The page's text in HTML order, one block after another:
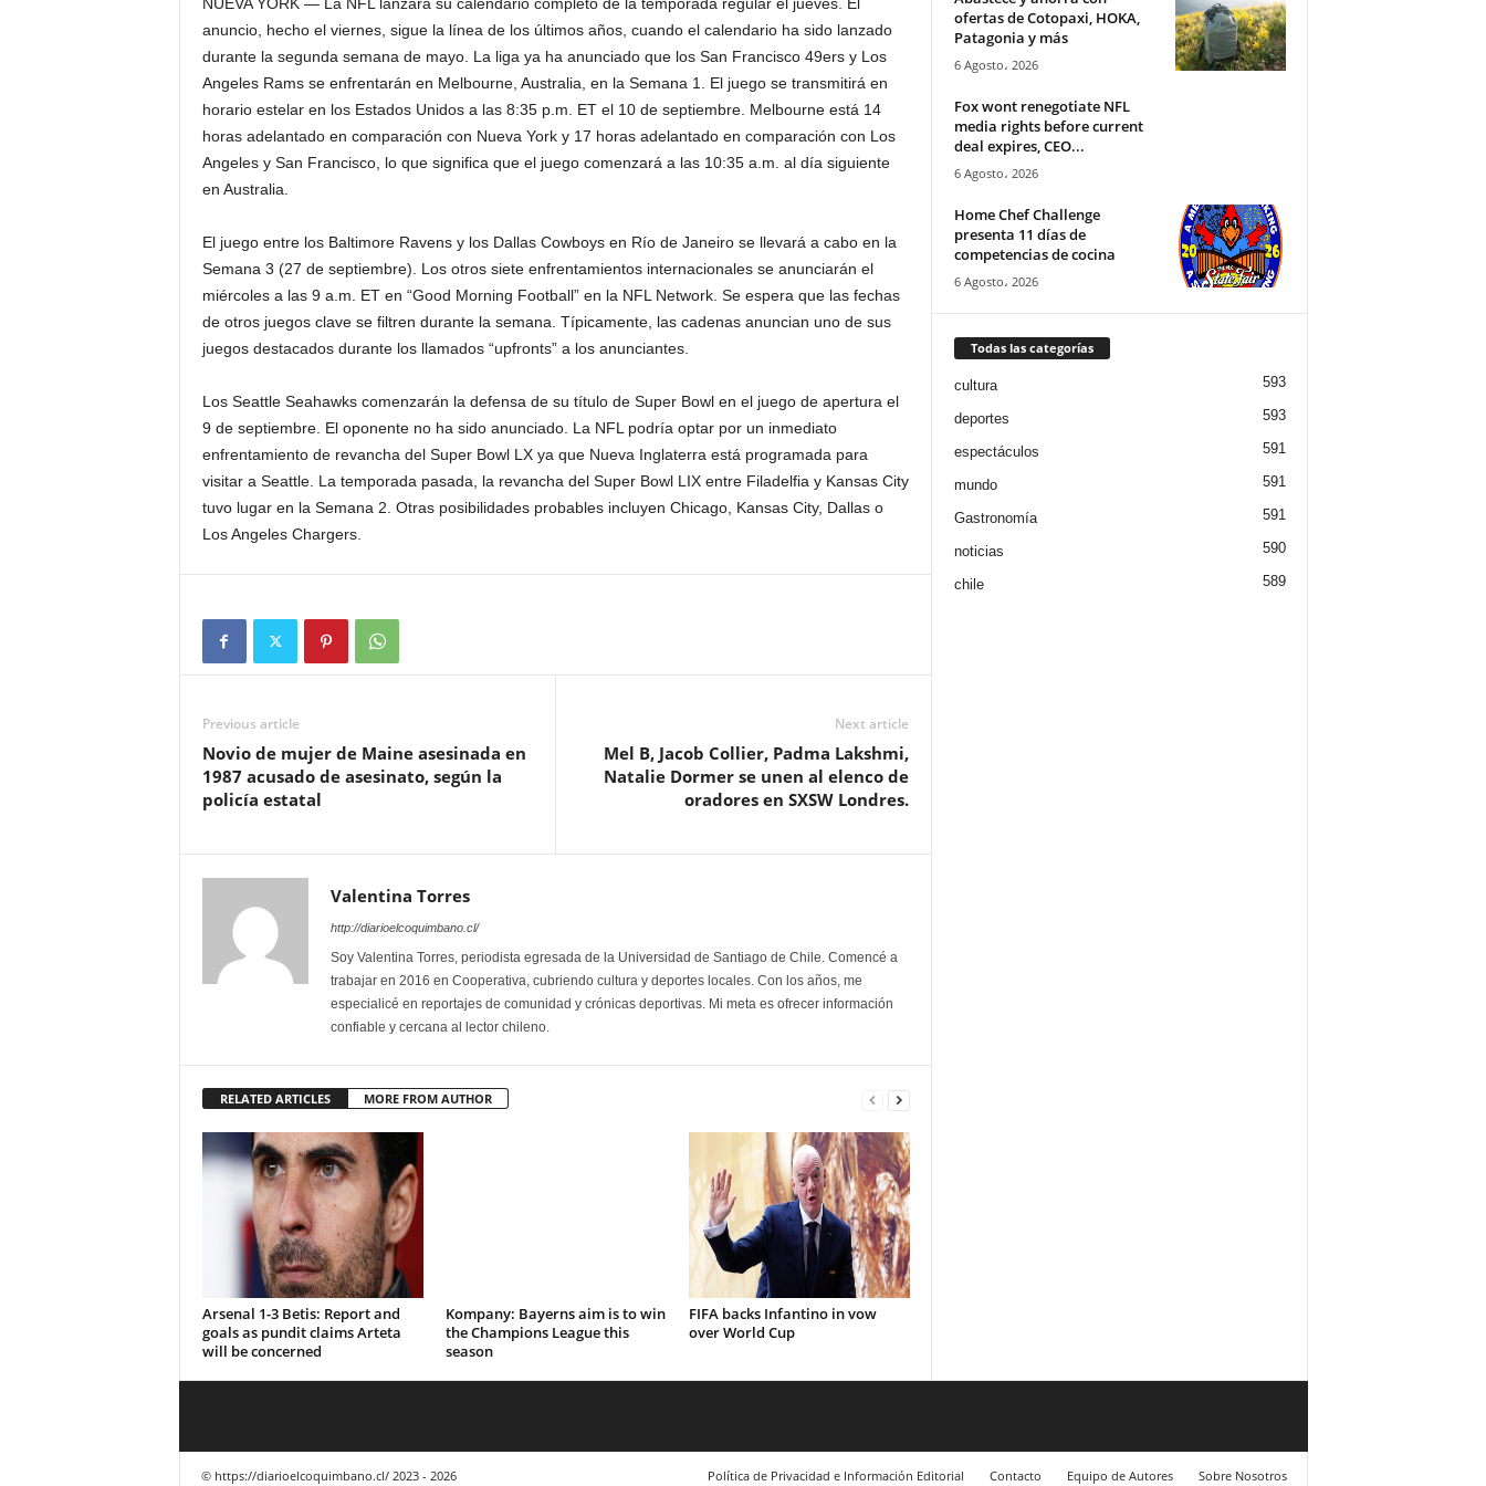
anuncio, hecho el viernes, sigue la línea de los últimos años, cuando el calendario ha sido lanzado
durante la segunda semana de mayo. La liga ya ha anunciado que los San Francisco 49ers y Los
Angeles Rams se enfrentarán en Melbourne, Australia, en la Semana 1. El juego se transmitirá en
horario estelar en los Estados Unidos a las 8:35 p.m. ET el 10 de septiembre. Melbourne está 14
horas adelantado en comparación con Nueva York y 17 horas adelantado en comparación con Los
Angeles y San Francisco, lo que significa que el juego comenzará a las 10:35 a.m. al día siguiente
en Australia.
El juego entre los Baltimore Ravens y los Dallas Cowboys en Río de Janeiro se llevará a cabo en la
Semana 3 (27 de septiembre). Los otros siete enfrentamientos internacionales se anunciarán el
miércoles a las 9 a.m. ET en “Good Morning Football” en la NFL Network. Se espera que las fechas
de otros juegos clave se filtren durante la semana. Típicamente, las cadenas anuncian uno de sus
juegos destacados durante los llamados “upfronts” a los anunciantes.
Los Seattle Seahawks comenzarán la defensa de su título de Super Bowl en el juego de apertura el
9 de septiembre. El oponente no ha sido anunciado. La NFL podría optar por un inmediato
enfrentamiento de revancha del Super Bowl LX ya que Nueva Inglaterra está programada para
visitar a Seattle. La temporada pasada, la revancha del Super Bowl LIX entre Filadelfia y Kansas City
tuvo lugar en la Semana 2. Otras posibilidades probables incluyen Chicago, Kansas City, Dallas o
Los Angeles Chargers.
Previous article
Novio de mujer de Maine asesinada en
1987 acusado de asesinato, según la
policía estatal
Next article
Mel B, Jacob Collier, Padma Lakshmi,
Natalie Dormer se unen al elenco de
oradores en SXSW Londres.
Valentina Torres
http://diarioelcoquimbano.cl/
Soy Valentina Torres, periodista egresada de la Universidad de Santiago de Chile. Comencé a
trabajar en 2016 en Cooperativa, cubriendo cultura y deportes locales. Con los años, me
especialicé en reportajes de comunidad y crónicas deportivas. Mi meta es ofrecer información
confiable y cercana al lector chileno.
RELATED ARTICLES MORE FROM AUTHOR
Arsenal 1-3 Betis: Report and
goals as pundit claims Arteta
will be concerned
Kompany: Bayerns aim is to win
the Champions League this
season
FIFA backs Infantino in vow
over World Cup
ofertas de Cotopaxi, HOKA,
Patagonia y más
6 Agosto، 2026
Fox wont renegotiate NFL
media rights before current
deal expires, CEO...
6 Agosto، 2026
Home Chef Challenge
presenta 11 días de
competencias de cocina
6 Agosto، 2026
Todas las categorías
cultura 593
deportes 593
espectáculos 591
mundo 591
Gastronomía 591
noticias 590
chile 589
Política de Privacidad e Información Editorial Contacto Equipo de Autores Sobre Nosotros
© https://diarioelcoquimbano.cl/ 2023 - 2026